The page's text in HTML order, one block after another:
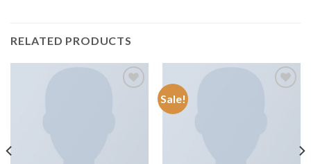
RELATED PRODUCTS
Sale!